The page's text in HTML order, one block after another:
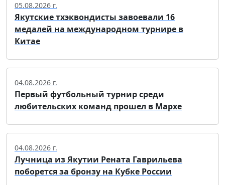
05.08.2026 г.
Якутские тхэквондисты завоевали 16
медалей на международном турнире в
Китае
04.08.2026 г.
Первый футбольный турнир среди
любительских команд прошел в Мархе
04.08.2026 г.
Лучница из Якутии Рената Гаврильева
поборется за бронзу на Кубке России